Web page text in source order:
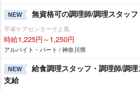
NEW 無資格可の調理師/調理スタッフ
平塚ケアセンターそよ風
時給1,225円～1,250円
アルバイト・パート / 神奈川県
NEW
給食調理スタッフ・調理師/調
支給